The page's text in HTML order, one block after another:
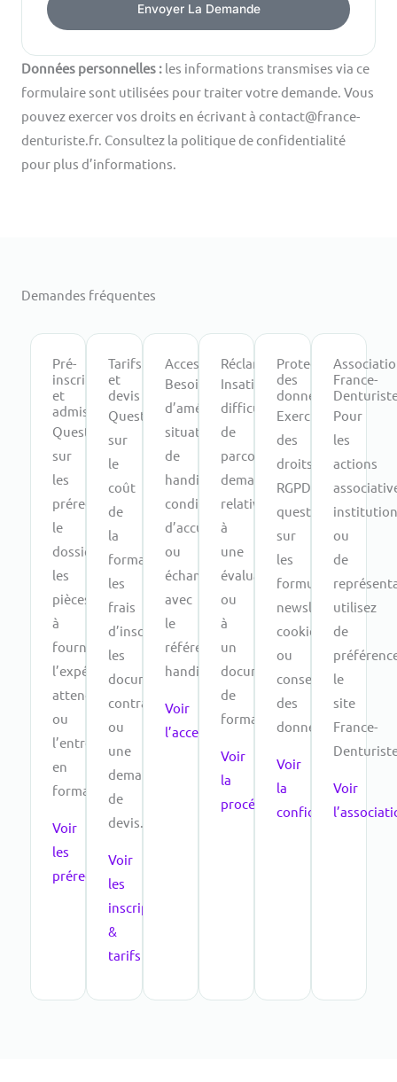
que
informations
sont
uniquement
pour
je
mes
droits
auprès
de
Denturiste.
Envoyer La Demande
Données personnelles : les informations transmises via ce
formulaire sont utilisées pour traiter votre demande. Vous
pouvez exercer vos droits en écrivant à contact@france-
denturiste.fr. Consultez la politique de confidentialité
pour plus d’informations.
Demandes fréquentes
Pré-
inscription
et
admission
Questions
sur
les
prérequis,
le
dossier,
les
pièces
à
fournir,
l’expérience
attendue
ou
l’entrée
en
formation.
Voir
les
prérequis
Tarifs
et
devis
Questions
sur
le
coût
de
la
formation,
les
frais
d’inscription,
les
documents
contractuels
ou
une
demande
de
devis.
Voir
les
inscriptions
&
tarifs
Accessibilité
Besoin
d’aménagement,
situation
de
handicap,
conditions
d’accueil
ou
échange
avec
le
référent
handicap.
Voir
l’accessibilité
Réclamations
Insatisfaction,
difficulté
de
parcours,
demande
relative
à
une
évaluation
ou
à
un
document
de
formation.
Voir
la
procédure
Protection
des
données
Exercice
des
droits
RGPD,
question
sur
les
formulaires,
newsletter,
cookies
ou
conservation
des
données.
Voir
la
confidentialité
France-
Pour
les
actions
ou
de
utilisez
de
le
site
France-
Voir